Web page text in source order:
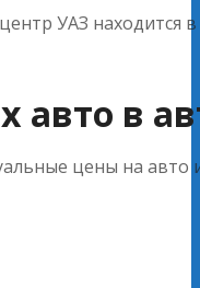
УАЗ находится в
в
цены на